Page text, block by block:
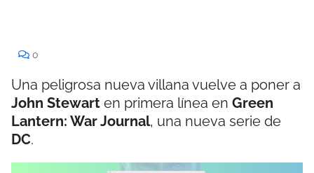
0
Una peligrosa nueva villana vuelve a poner a
John Stewart en primera línea en Green
Lantern: War Journal, una nueva serie de
DC.